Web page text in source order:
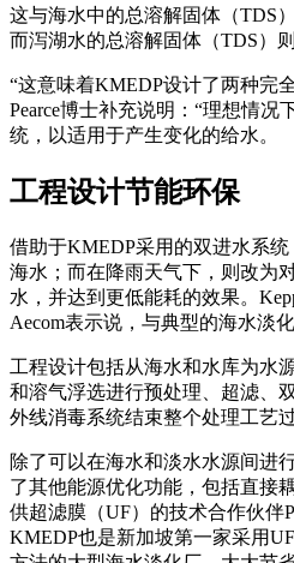
这与海水中的总溶解固体（TDS
而泻湖水的总溶解固体（TDS）
“这意味着KMEDP设计了两种完
Pearce博士补充说明：“理想情况
统，以适用于产生变化的给水。
工程设计节能环保
借助于KMEDP采用的双进水系
海水；而在降雨天气下，则改为
水，并达到更低能耗的效果。
Aecom表示说，与典型的海水淡
工程设计包括从海水和水库为水
和溶气浮选进行预处理、超滤、
外线消毒系统结束整个处理工艺过
除了可以在海水和淡水水源间进
了其他能源优化功能，包括直接
供超滤膜（UF）的技术合作伙伴
KMEDP也是新加坡第一家采用